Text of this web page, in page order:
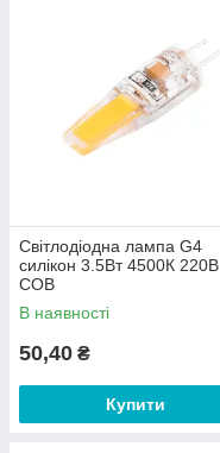
Світлодіодна лампа G4
силікон 3.5Вт 4500К 220В
COB
В наявності
50,40 ₴
Купити